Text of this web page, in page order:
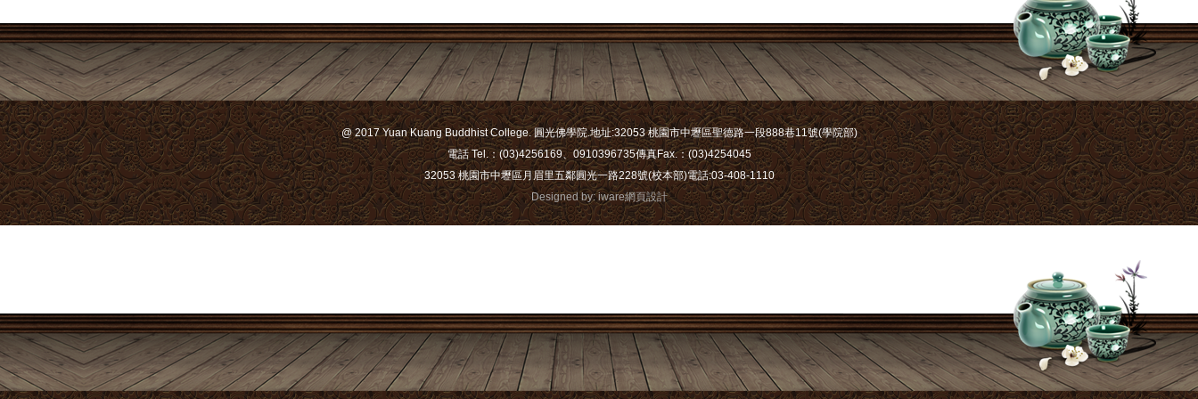
@ 2017 Yuan Kuang Buddhist College. 圓光佛學院.地址:32053 桃園市中壢區聖德路一段888巷11號(學院部)
電話 Tel.：(03)4256169、0910396735傳真Fax.：(03)4254045
32053 桃園市中壢區月眉里五鄰圓光一路228號(校本部)電話:03-408-1110
Designed by: iware網頁設計